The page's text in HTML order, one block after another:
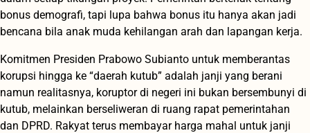
bonus demografi, tapi lupa bahwa bonus itu hanya akan jadi
bencana bila anak muda kehilangan arah dan lapangan kerja.
Komitmen Presiden Prabowo Subianto untuk memberantas
korupsi hingga ke “daerah kutub” adalah janji yang berani
namun realitasnya, koruptor di negeri ini bukan bersembunyi di
kutub, melainkan berseliweran di ruang rapat pemerintahan
dan DPRD. Rakyat terus membayar harga mahal untuk janji